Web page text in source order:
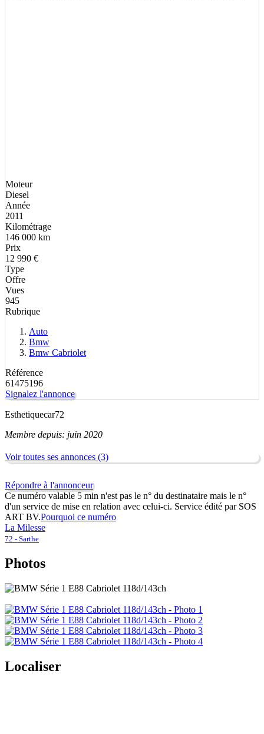
Moteur
Diesel
Année
2011
Kilométrage
146 000 km
Prix
12 990 €
Type
Offre
Vues
945
Rubrique
Auto
Bmw
Bmw Cabriolet
Référence
61475196
Signalez l'annonce
Esthetiquecar72
Membre depuis: juin 2020
Voir toutes ses annonces (3)
Répondre à l'annonceur
Ce numéro valable 5 min n'est pas le n° du destinataire mais le n°
d'un service de mise en relation avec celui-ci. Service édité par SOS
ART BV.Pourquoi ce numéro
La Milesse
72 - Sarthe
Photos
Localiser